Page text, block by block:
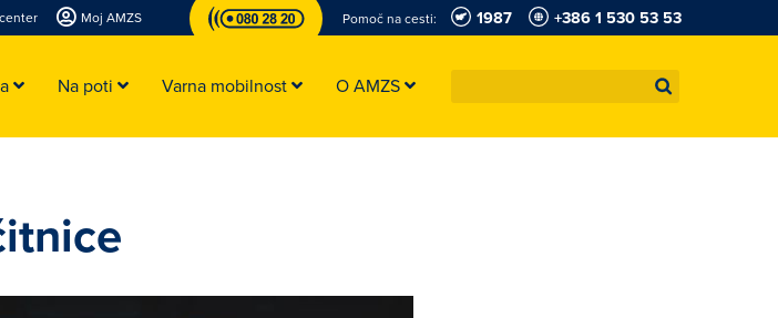
Moj AMZS Pomoč na cesti: 1987 +386 1 530 53 53
Na poti Varna mobilnost O AMZS